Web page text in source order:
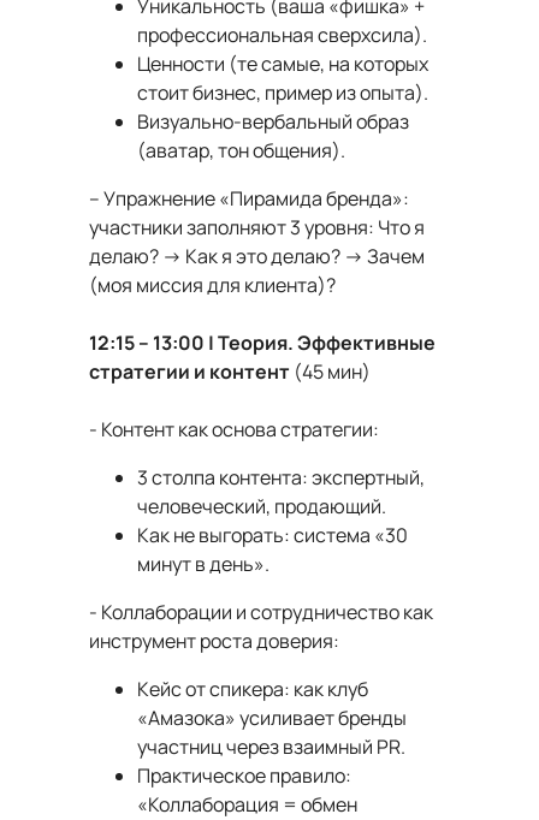
Уникальность (ваша «фишка» +
профессиональная сверхсила).
Ценности (те самые, на которых
стоит бизнес, пример из опыта).
Визуально-вербальный образ
(аватар, тон общения).
-- Упражнение «Пирамида бренда»:
участники заполняют 3 уровня: Что я
делаю? → Как я это делаю? → Зачем
(моя миссия для клиента)?
12:15 – 13:00 | Теория. Эффективные
стратегии и контент (45 мин)
- Контент как основа стратегии:
3 столпа контента: экспертный,
человеческий, продающий.
Как не выгорать: система «30
минут в день».
- Коллаборации и сотрудничество как
инструмент роста доверия:
Кейс от спикера: как клуб
«Амазока» усиливает бренды
участниц через взаимный PR.
Практическое правило:
«Коллаборация = обмен